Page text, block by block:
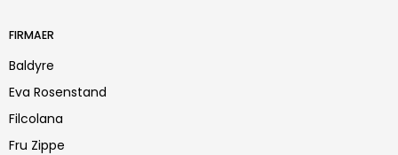
FIRMAER
Baldyre
Eva Rosenstand
Filcolana
Fru Zippe